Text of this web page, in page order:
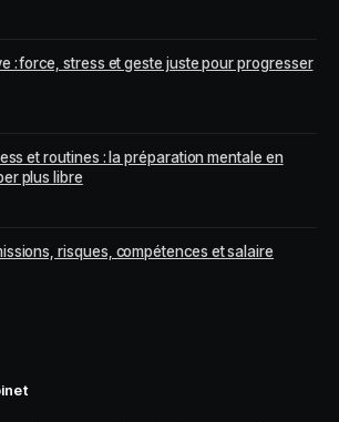
: force, stress et geste juste pour progresser
et routines : la préparation mentale en
plus libre
risques, compétences et salaire